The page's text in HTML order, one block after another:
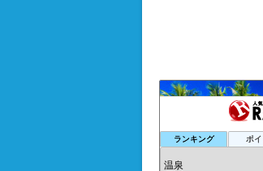
ランキング ポイ
36位 新潟近郊温泉日
37位